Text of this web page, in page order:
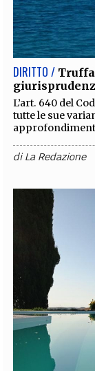
DIRITTO /
L’art. 640 del
tutte le sue
diLa Redazione